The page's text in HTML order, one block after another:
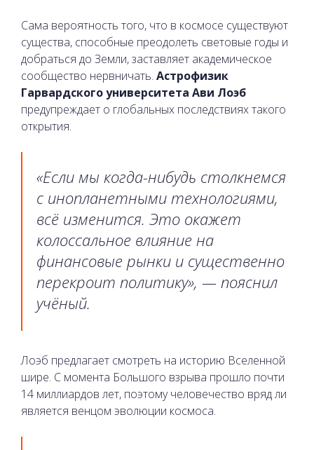
Сама вероятность того, что в космосе существуют
существа, способные преодолеть световые годы и
добраться до Земли, заставляет академическое
сообщество нервничать. Астрофизик
Гарвардского университета Ави Лоэб
предупреждает о глобальных последствиях такого
открытия.
«Если мы когда-нибудь столкнемся
с инопланетными технологиями,
всё изменится. Это окажет
колоссальное влияние на
финансовые рынки и существенно
перекроит политику», — пояснил
учёный.
Лоэб предлагает смотреть на историю Вселенной
шире. С момента Большого взрыва прошло почти
14 миллиардов лет, поэтому человечество вряд ли
является венцом эволюции космоса.